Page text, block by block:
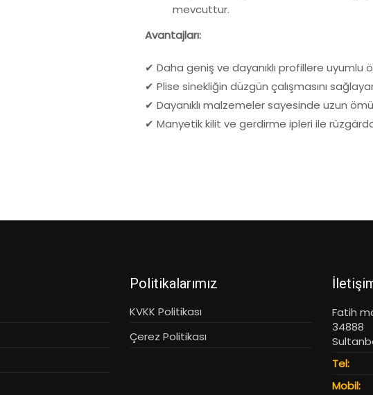
mevcuttur.
Avantajları:
✔ Daha geniş ve dayanıklı profillere uyumlu
✔ Plise sinekliğin düzgün çalışmasını
✔ Dayanıklı malzemeler sayesinde uzun
✔ Manyetik kilit ve gerdirme ipleri ile
Politikalarımız
KVKK Politikası
Çerez Politikası
Fatih
34888
Tel:
Mobil: